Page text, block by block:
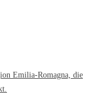
Emilia-Romagna, die